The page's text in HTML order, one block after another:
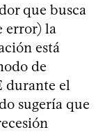
que busca
error) la
está
de
durante el
sugería que